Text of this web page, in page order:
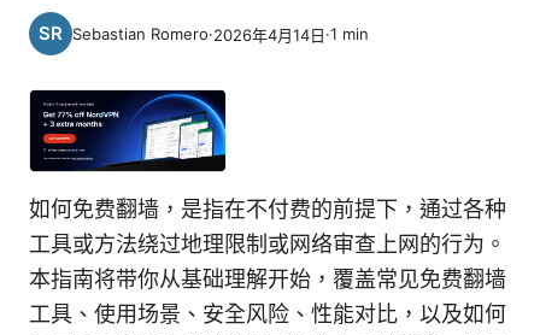
Sebastian Romero·2026年4月14日·1 min
如何免费翻墙，是指在不付费的前提下，通过各种
工具或方法绕过地理限制或网络审查上网的行为。
本指南将带你从基础理解开始，覆盖常见免费翻墙
工具、使用场景、安全风险、性能对比，以及如何